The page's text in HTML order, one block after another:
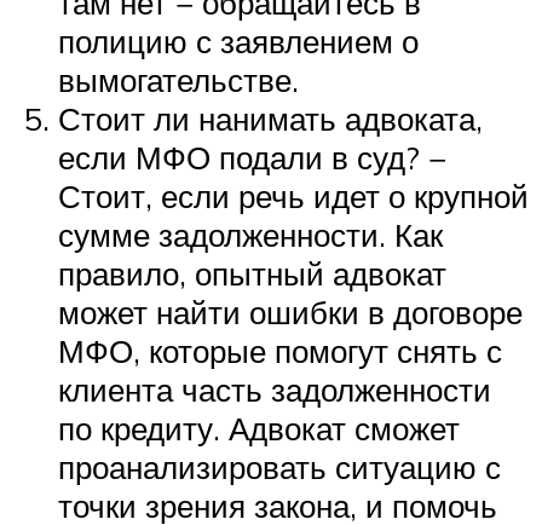
полицию с заявлением о
вымогательстве.
Стоит ли нанимать адвоката,
если МФО подали в суд? −
Стоит, если речь идет о крупной
сумме задолженности. Как
правило, опытный адвокат
может найти ошибки в договоре
МФО, которые помогут снять с
клиента часть задолженности
по кредиту. Адвокат сможет
проанализировать ситуацию с
точки зрения закона, и помочь